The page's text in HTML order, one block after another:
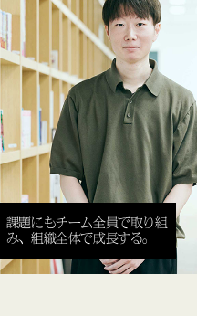
課題にもチーム全員で取り組
み、組織全体で成長する。